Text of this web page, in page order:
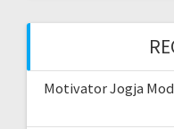
Motivator Jogja